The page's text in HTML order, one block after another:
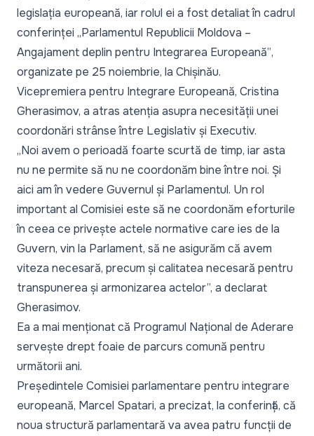
legislația europeană, iar rolul ei a fost detaliat în cadrul
conferinței „Parlamentul Republicii Moldova –
Angajament deplin pentru Integrarea Europeană”,
organizate pe 25 noiembrie, la Chișinău.
Vicepremiera pentru Integrare Europeană, Cristina
Gherasimov, a atras atenția asupra necesității unei
coordonări strânse între Legislativ și Executiv.
„Noi avem o perioadă foarte scurtă de timp, iar asta
nu ne permite să nu ne coordonăm bine între noi. Și
aici am în vedere Guvernul și Parlamentul. Un rol
important al Comisiei este să ne coordonăm eforturile
în ceea ce privește actele normative care ies de la
Guvern, vin la Parlament, să ne asigurăm că avem
viteza necesară, precum și calitatea necesară pentru
transpunerea și armonizarea actelor”, a declarat
Gherasimov.
Ea a mai menționat că Programul Național de Aderare
servește drept foaie de parcurs comună pentru
următorii ani.
Președintele Comisiei parlamentare pentru integrare
europeană, Marcel Spatari, a precizat, la conferință, că
noua structură parlamentară va avea patru funcții de